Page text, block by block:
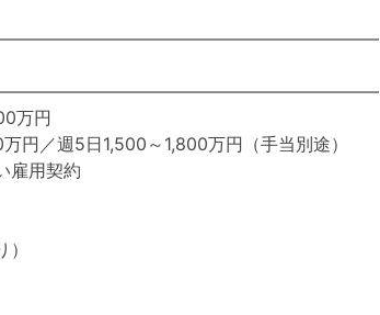
万円
円／週5日1,500～1,800万円（手当別途）
雇用契約